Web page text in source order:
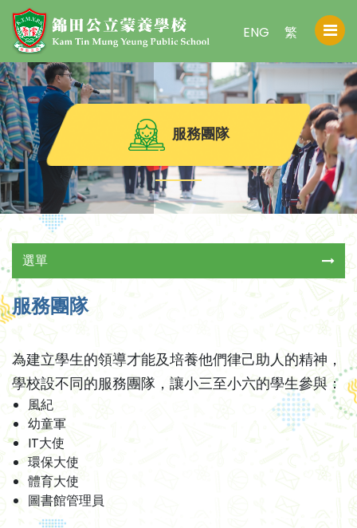
繁
ENG
服務團隊
選單
服務團隊
為建立學生的領導才能及培養他們律己助人的精神，
學校設不同的服務團隊，讓小三至小六的學生參與：
風紀
幼童軍
IT大使
環保大使
體育大使
圖書館管理員